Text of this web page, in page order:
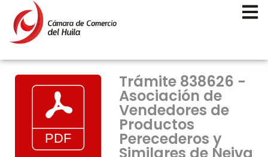
Trámite 838626 -
Asociación de
Vendedores de
Productos
Perecederos y